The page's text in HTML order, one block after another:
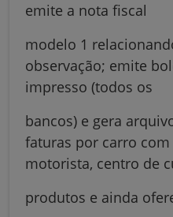
emite a nota fiscal
modelo 1
observação; emite
impresso (todos os
bancos) e gera
faturas por carro
motorista, centro de
produtos e ainda